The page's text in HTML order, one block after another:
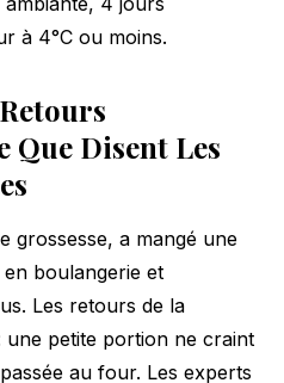
à 4°C ou moins.
Que Disent Les
grossesse, a mangé une
boulangerie et
Les retours de la
petite portion ne craint
au four. Les experts